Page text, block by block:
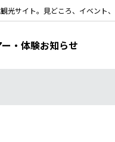
光サイト。見どころ、イベント
・体験お知らせ